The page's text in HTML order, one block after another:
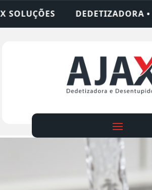
• DESENTUPIDORA • LIMPEZA